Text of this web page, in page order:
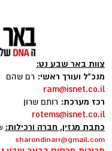
קרדיט: זק"א
התפתחות קשה
צוות באר שבע נט:
מנכ"ל ועורך ראשי: רם שהם
ram@isnet.co.il
רכז מערכת: רותם שרון
rotems@isnet.co.il
כתבת מגזין, חברה ורכילות:
sharondinarr@gmail.com